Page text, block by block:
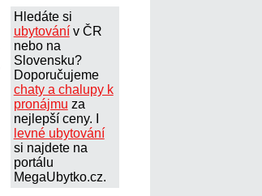
Hledáte si
ubytovánív ČR
nebo na
Slovensku?
Doporučujeme
chaty a chalupy k
pronájmu za
nejlepší ceny. I
levné ubytování
si najdete na
portálu
MegaUbytko.cz.